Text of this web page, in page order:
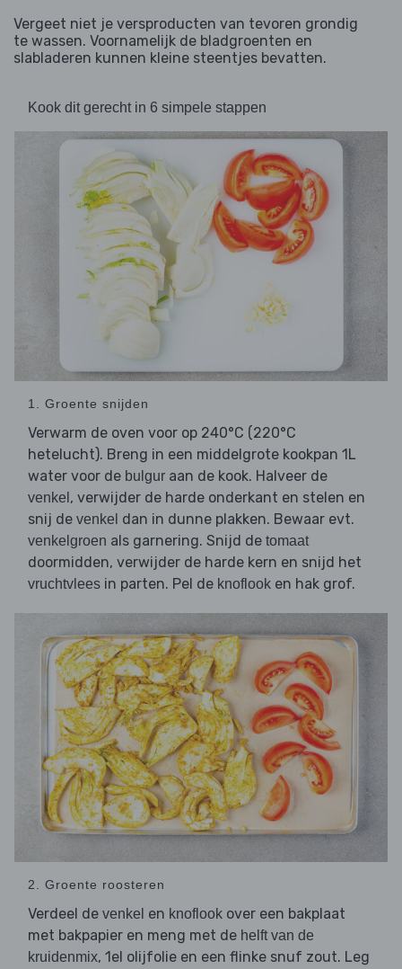
Vergeet niet je versproducten van tevoren grondig
te wassen. Voornamelijk de bladgroenten en
slabladeren kunnen kleine steentjes bevatten.
Kook dit gerecht in 6 simpele stappen
1. Groente snijden
Verwarm de oven voor op 240°C (220°C
hetelucht). Breng in een middelgrote kookpan 1L
water voor de bulgur aan de kook. Halveer de
venkel , verwijder de harde onderkant en stelen en
snij de venkel dan in dunne plakken. Bewaar evt.
venkelgroen als garnering. Snijd de tomaat
doormidden, verwijder de harde kern en snijd het
vruchtvlees in parten. Pel de knoflook en hak grof.
2. Groente roosteren
Verdeel de venkel en knoflook over een bakplaat
met bakpapier en meng met de helft van de
kruidenmix, 1el olijfolie en een flinke snuf zout. Leg